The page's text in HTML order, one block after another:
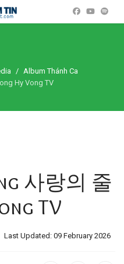
Album Thánh Ca
Hy Vong TV
사랑의 줄
TV
Last Updated: 09 February 2026